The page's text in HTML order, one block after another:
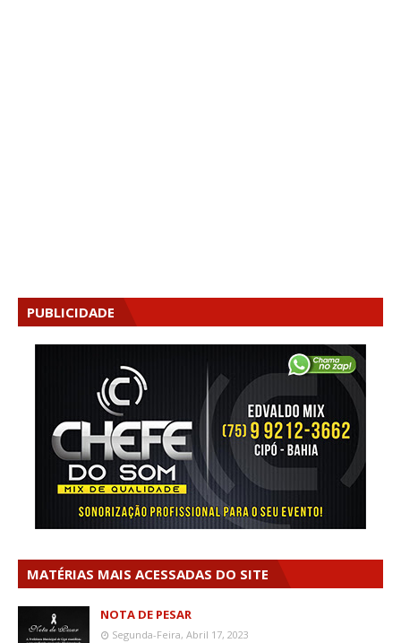
PUBLICIDADE
MATÉRIAS MAIS ACESSADAS DO SITE
NOTA DE PESAR
Segunda-Feira, Abril 17, 2023